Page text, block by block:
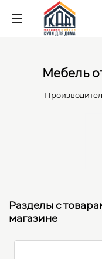
Мебель
Разделы с
магазине